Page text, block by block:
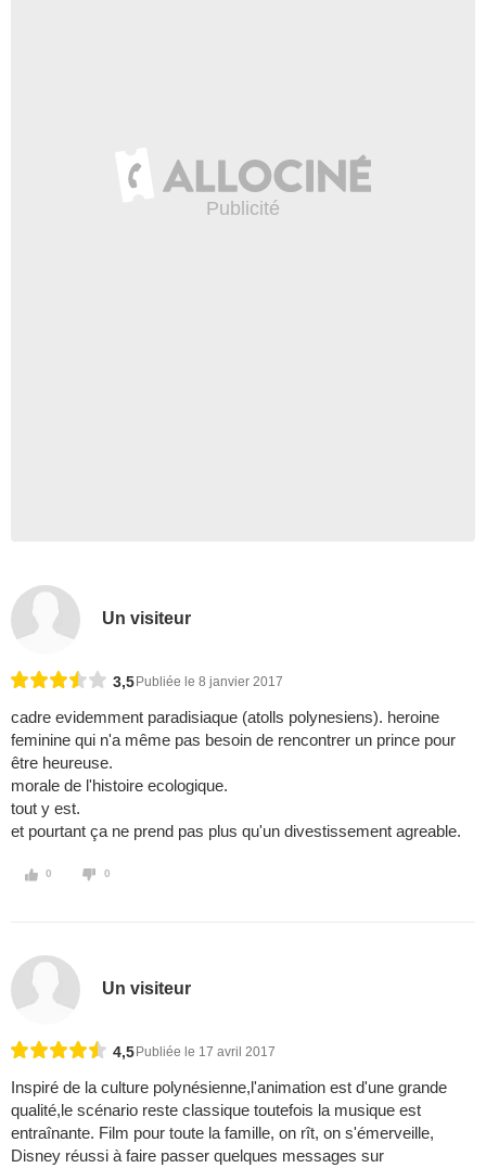
Un visiteur
3,5 Publiée le 8 janvier 2017
cadre evidemment paradisiaque (atolls polynesiens). heroine
feminine qui n'a même pas besoin de rencontrer un prince pour
être heureuse.
morale de l'histoire ecologique.
tout y est.
et pourtant ça ne prend pas plus qu'un divestissement agreable.
0 0
Un visiteur
4,5 Publiée le 17 avril 2017
Inspiré de la culture polynésienne,l'animation est d'une grande
qualité,le scénario reste classique toutefois la musique est
entraînante. Film pour toute la famille, on rît, on s'émerveille,
Disney réussi à faire passer quelques messages sur